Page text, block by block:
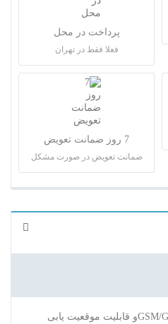
پرداخت در محل
فعلا فقط در تهران
7 روز ضمانت تعویض
ضمانت تعویض در صورت مشکل
سیستم های ارتباطی GSM/GPRS/SMSو قابلیت موقعیت یابی